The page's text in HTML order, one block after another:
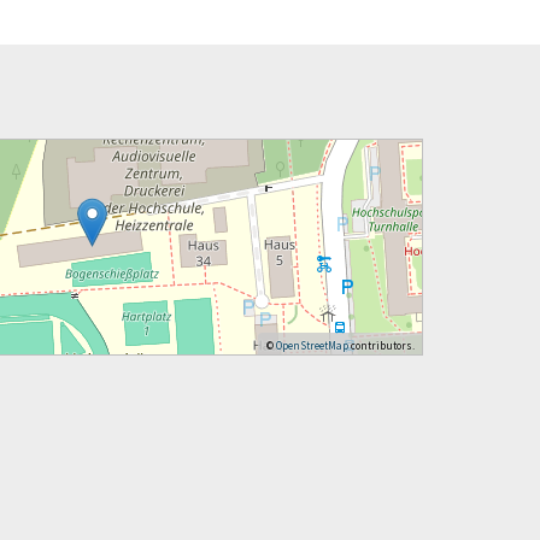
©OpenStreetMapcontributors.